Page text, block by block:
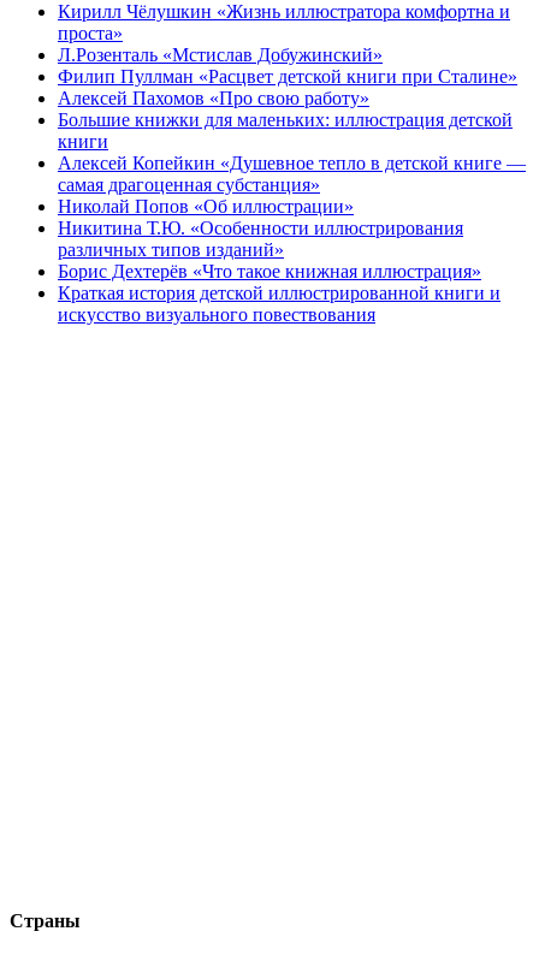
Кирилл Чёлушкин «Жизнь иллюстратора комфортна и
проста»
Л.Розенталь «Мстислав Добужинский»
Филип Пуллман «Расцвет детской книги при Сталине»
Алексей Пахомов «Про свою работу»
Большие книжки для маленьких: иллюстрация детской
книги
Алексей Копейкин «Душевное тепло в детской книге —
самая драгоценная субстанция»
Николай Попов «Об иллюстрации»
Никитина Т.Ю. «Особенности иллюстрирования
различных типов изданий»
Борис Дехтерёв «Что такое книжная иллюстрация»
Краткая история детской иллюстрированной книги и
искусство визуального повествования
Страны